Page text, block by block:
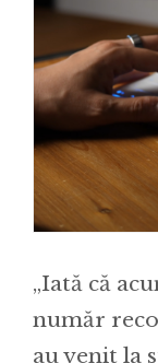
„Iată că
număr
au venit la